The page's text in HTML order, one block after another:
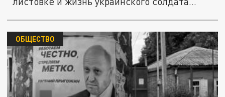
ОБЩЕСТВО